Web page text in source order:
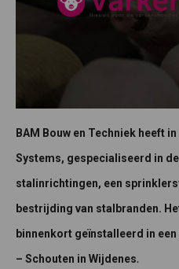
BAM Bouw en Techniek heeft
Systems, gespecialiseerd in
stalinrichtingen, een
bestrijding van stalbranden.
binnenkort geïnstalleerd in een
– Schouten in Wijdenes.